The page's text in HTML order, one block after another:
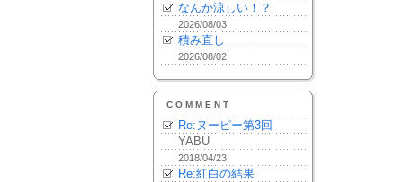
なんか涼しい！？
2026/08/03
積み直し
2026/08/02
COMMENT
Re:ヌーピー第3回
YABU
2018/04/23
Re:紅白の結果